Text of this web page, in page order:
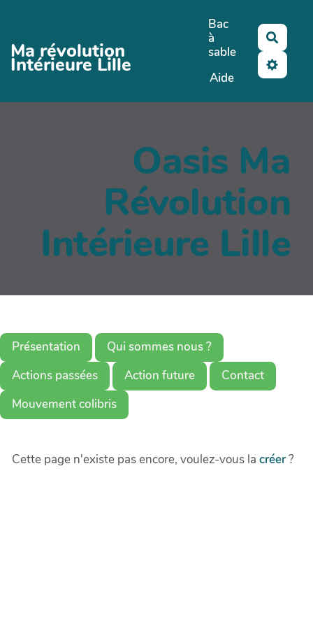
Ma révolution
Intérieure Lille
Bac
à
sable
Aide
Oasis Ma
Révolution
Intérieure Lille
Présentation
Qui sommes nous ?
Actions passées
Action future
Contact
Mouvement colibris
Cette page n'existe pas encore, voulez-vous la créer?